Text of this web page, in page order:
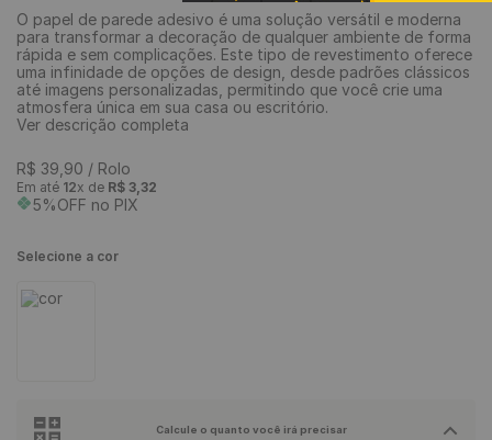
O papel de parede adesivo é uma solução versátil e moderna
para transformar a decoração de qualquer ambiente de forma
rápida e sem complicações. Este tipo de revestimento oferece
uma infinidade de opções de design, desde padrões clássicos
até imagens personalizadas, permitindo que você crie uma
atmosfera única em sua casa ou escritório.
Ver descrição completa
R$ 39 90 / Rolo
Em até 12x de R$ 3,32
5%OFF no PIX
Selecione a cor
Calcule o quanto você irá precisar
9º piso vinílico
10º piso vinílico click